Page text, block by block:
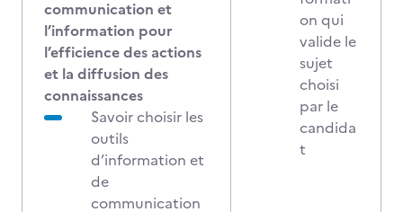
communication et
l’information pour
l’efficience des actions
et la diffusion des
connaissances
Savoir choisir les
outils
d’information et
de
communication
on qui
valide le
sujet
choisi
par le
candida
t